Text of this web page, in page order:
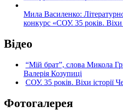
Мила Василенко:
конкурс «СОУ. 35 років. Віхи
Відео
“Мій брат”, слова Микола
Валерія Козупиці
СОУ. 35 років. Віхи історії
Фотогалерея